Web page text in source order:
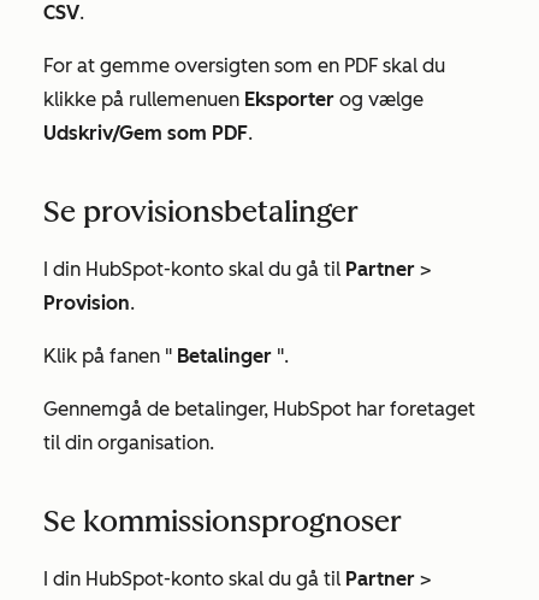
CSV.
For at gemme oversigten som en PDF skal du
klikke på rullemenuen Eksporter og vælge
Udskriv/Gem som PDF.
Se provisionsbetalinger
I din HubSpot-konto skal du gå til Partner >
Provision.
Klik på fanen " Betalinger ".
Gennemgå de betalinger, HubSpot har foretaget
til din organisation.
Se kommissionsprognoser
I din HubSpot-konto skal du gå til Partner >